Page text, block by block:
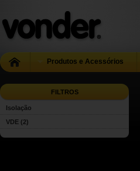
Produtos e Acessórios
FILTROS
Isolação
VDE (2)